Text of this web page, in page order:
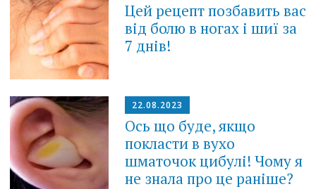
Цей рецепт позбавить вас
від болю в ногах і шиї за
7 днів!
22.08.2023
Ось що буде, якщо
покласти в вухо
шматочок цибулі! Чому я
не знала про це раніше?